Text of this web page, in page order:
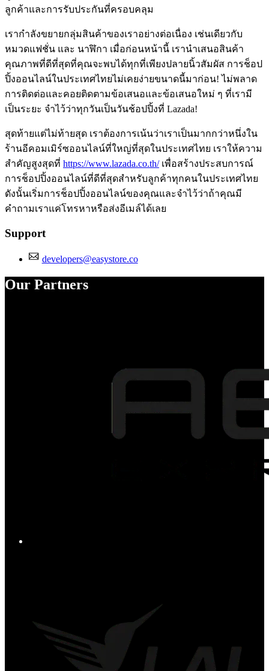
ลูกค้าและการรับประกันที่ครอบคลุม
เรากำลังขยายกลุ่มสินค้าของเราอย่างต่อเนื่อง เช่นเดียวกับ
หมวดแฟชั่น และ นาฬิกา เมื่อก่อนหน้านี้ เรานำเสนอสินค้า
คุณภาพที่ดีที่สุดที่คุณจะพบได้ทุกที่เพียงปลายนิ้วสัมผัส การช็อป
ปิ้งออนไลน์ในประเทศไทยไม่เคยง่ายขนาดนี้มาก่อน! ไม่พลาด
การติดต่อและคอยติดตามข้อเสนอและข้อเสนอใหม่ ๆ ที่เรามี
เป็นระยะ จำไว้ว่าทุกวันเป็นวันช้อปปิ้งที่ Lazada!
สุดท้ายแต่ไม่ท้ายสุด เราต้องการเน้นว่าเราเป็นมากกว่าหนึ่งใน
ร้านอีคอมเมิร์ซออนไลน์ที่ใหญ่ที่สุดในประเทศไทย เราให้ความ
สำคัญสูงสุดที่ https://www.lazada.co.th/เพื่อสร้างประสบการณ์
การช็อปปิ้งออนไลน์ที่ดีที่สุดสำหรับลูกค้าทุกคนในประเทศไทย
ดังนั้นเริ่มการช็อปปิ้งออนไลน์ของคุณและจำไว้ว่าถ้าคุณมี
คำถามเราแค่โทรหาหรือส่งอีเมล์ได้เลย
Support
developers@easystore.co
Our Partners